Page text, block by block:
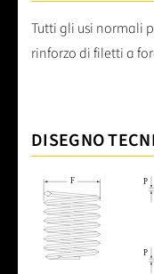
Tutti gli usi normali
rinforzo di filetti a
DISEGNO